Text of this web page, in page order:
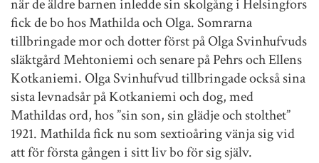
när de äldre barnen inledde sin skolgång i Helsingfors
fick de bo hos Mathilda och Olga. Somrarna
tillbringade mor och dotter först på Olga Svinhufvuds
släktgård Mehtoniemi och senare på Pehrs och Ellens
Kotkaniemi. Olga Svinhufvud tillbringade också sina
sista levnadsår på Kotkaniemi och dog, med
Mathildas ord, hos ”sin son, sin glädje och stolthet”
1921. Mathilda fick nu som sextioåring vänja sig vid
att för första gången i sitt liv bo för sig själv.